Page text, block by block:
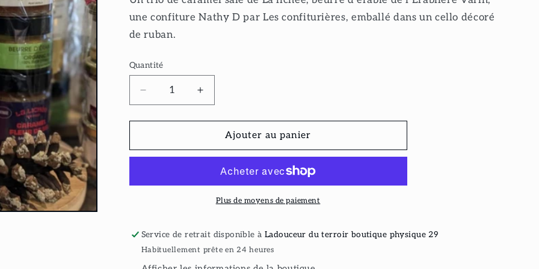
une confiture Nathy D par Les confiturières, emballé dans un cello décoré
de ruban.
Quantité
Réduire
la
quantité
Panier-
sucré
Augmenter
la
quantité
Panier-
sucré
Ajouter au panier
Plus de moyens de paiement
Service de retrait disponible à Ladouceur du terroir boutique physique 29
Habituellement prête en 24 heures